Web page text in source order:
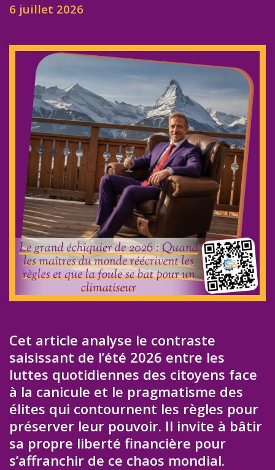
6 juillet 2026
Cet article analyse le contraste
saisissant de l’été 2026 entre les
luttes quotidiennes des citoyens face
à la canicule et le pragmatisme des
élites qui contournent les règles pour
préserver leur pouvoir. Il invite à bâtir
sa propre liberté financière pour
s’affranchir de ce chaos mondial.